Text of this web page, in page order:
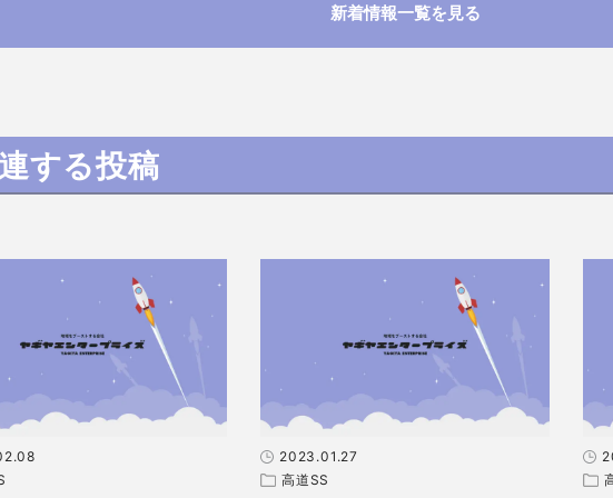
新着情報一覧を見る
する投稿
2023.01.27
高道SS